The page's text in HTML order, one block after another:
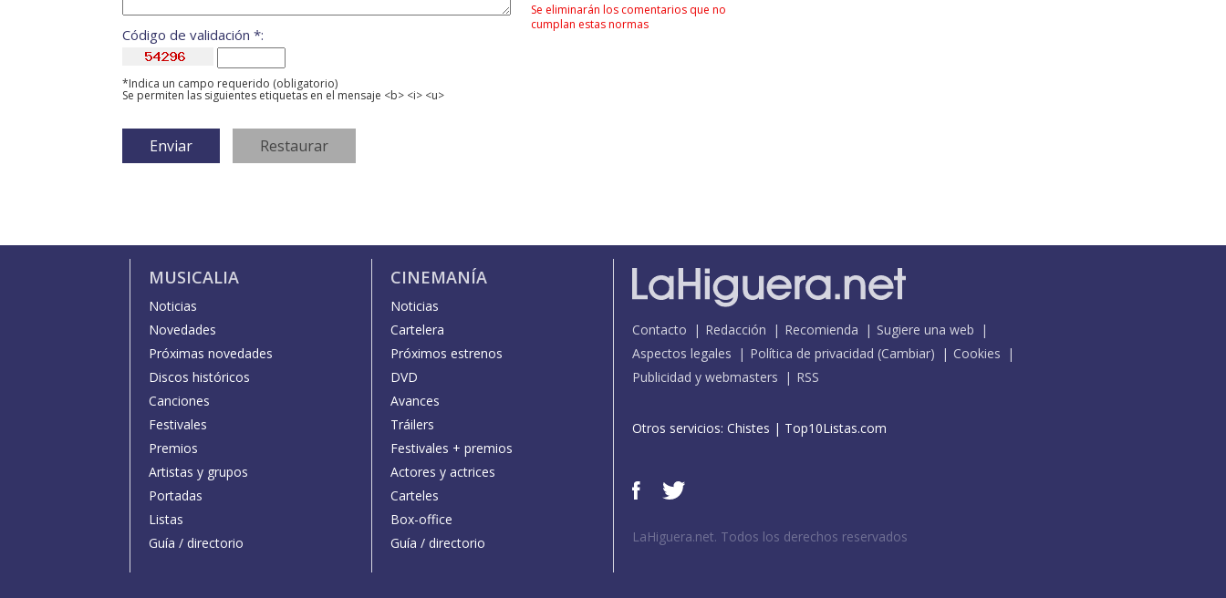
Se eliminarán los comentarios que no
cumplan estas normas
Código de validación *:
*Indica un campo requerido (obligatorio)
Se permiten las siguientes etiquetas en el mensaje <b> <i> <u>
MUSICALIA
Noticias
Novedades
Próximas novedades
Discos históricos
Canciones
Festivales
Premios
Artistas y grupos
Portadas
Listas
Guía / directorio
CINEMANÍA
Noticias
Cartelera
Próximos estrenos
DVD
Avances
Tráilers
Festivales + premios
Actores y actrices
Carteles
Box-office
Guía / directorio
Contacto Redacción Recomienda
Sugiere una web
Aspectos legales
Política de privacidad (Cambiar)
Cookies
Publicidad y webmasters
RSS
Otros servicios: Chistes | Top10Listas.com
LaHiguera.net. Todos los derechos reservados